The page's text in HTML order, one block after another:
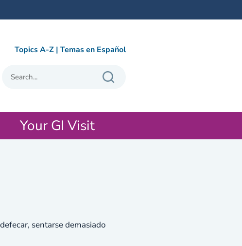
Topics A-Z | Temas en Español
Your GI Visit
sentarse demasiado